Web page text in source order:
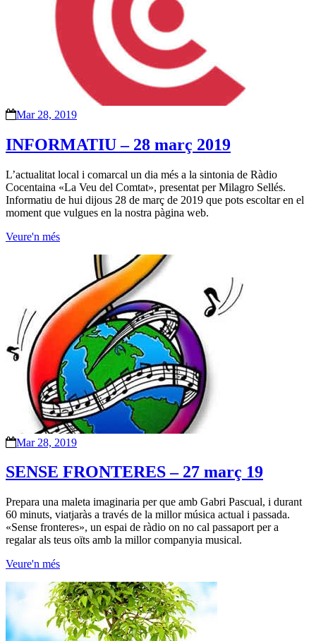
Mar 28, 2019
INFORMATIU – 28 març 2019
L’actualitat local i comarcal un dia més a la sintonia de Ràdio
Cocentaina «La Veu del Comtat», presentat per Milagro Sellés.
Informatiu de hui dijous 28 de març de 2019 que pots escoltar en el
moment que vulgues en la nostra pàgina web.
Veure'n més
Mar 28, 2019
SENSE FRONTERES – 27 març 19
Prepara una maleta imaginaria per que amb Gabri Pascual, i durant
60 minuts, viatjaràs a través de la millor música actual i passada.
«Sense fronteres», un espai de ràdio on no cal passaport per a
regalar als teus oïts amb la millor companyia musical.
Veure'n més